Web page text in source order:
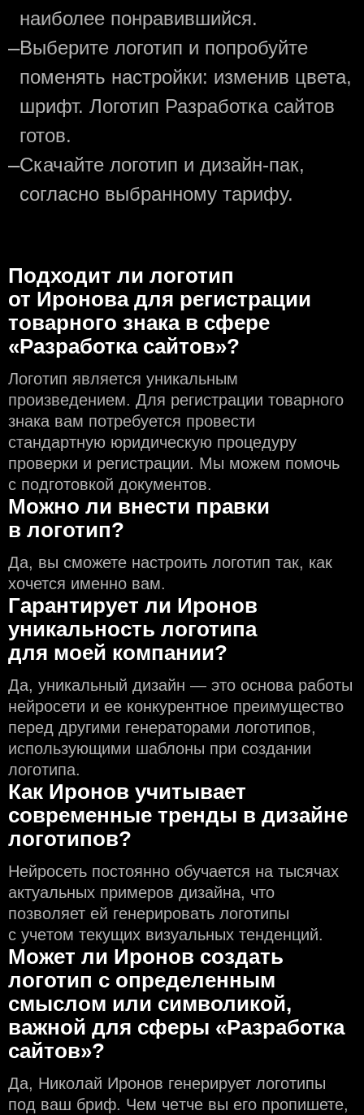
наиболее понравившийся.
—Выберите логотип и попробуйте
поменять настройки: изменив цвета,
шрифт. Логотип Разработка сайтов
готов.
—Скачайте логотип и дизайн-пак,
согласно выбранному тарифу.
Подходит ли логотип
от Иронова для регистрации
товарного знака в сфере
«Разработка сайтов»?
Логотип является уникальным
произведением. Для регистрации товарного
знака вам потребуется провести
стандартную юридическую процедуру
проверки и регистрации. Мы можем помочь
с подготовкой документов.
Можно ли внести правки
в логотип?
Да, вы сможете настроить логотип так, как
хочется именно вам.
Гарантирует ли Иронов
уникальность логотипа
для моей компании?
Да, уникальный дизайн — это основа работы
нейросети и еe конкурентное преимущество
перед другими генераторами логотипов,
использующими шаблоны при создании
логотипа.
Как Иронов учитывает
современные тренды в дизайне
логотипов?
Нейросеть постоянно обучается на тысячах
актуальных примеров дизайна, что
позволяет ей генерировать логотипы
с учeтом текущих визуальных тенденций.
Может ли Иронов создать
логотип с определeнным
смыслом или символикой,
важной для сферы «Разработка
сайтов»?
Да, Николай Иронов генерирует логотипы
под ваш бриф. Чем чeтче вы его пропишете,